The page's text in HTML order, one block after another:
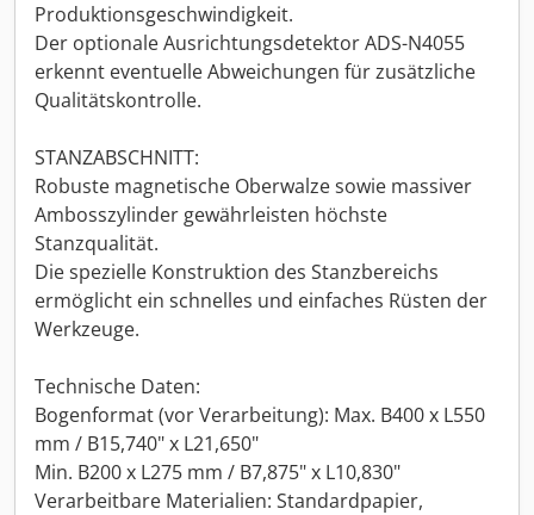
Produktionsgeschwindigkeit.
Der optionale Ausrichtungsdetektor ADS-N4055
erkennt eventuelle Abweichungen für zusätzliche
Qualitätskontrolle.
STANZABSCHNITT:
Robuste magnetische Oberwalze sowie massiver
Ambosszylinder gewährleisten höchste
Stanzqualität.
Die spezielle Konstruktion des Stanzbereichs
ermöglicht ein schnelles und einfaches Rüsten der
Werkzeuge.
Technische Daten:
Bogenformat (vor Verarbeitung): Max. B400 x L550
mm / B15,740" x L21,650"
Min. B200 x L275 mm / B7,875" x L10,830"
Verarbeitbare Materialien: Standardpapier,